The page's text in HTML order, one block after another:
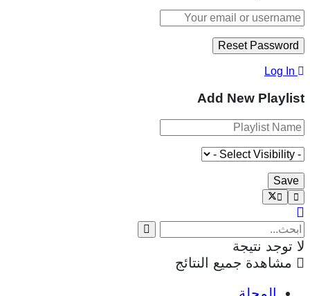
Add New Playlist
لا توجد نتيجة
مشاهدة جميع النتائج